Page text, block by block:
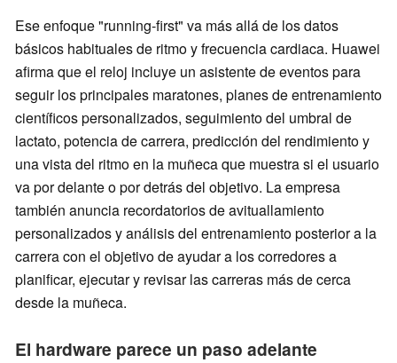
Ese enfoque "running-first" va más allá de los datos
básicos habituales de ritmo y frecuencia cardiaca. Huawei
afirma que el reloj incluye un asistente de eventos para
seguir los principales maratones, planes de entrenamiento
científicos personalizados, seguimiento del umbral de
lactato, potencia de carrera, predicción del rendimiento y
una vista del ritmo en la muñeca que muestra si el usuario
va por delante o por detrás del objetivo. La empresa
también anuncia recordatorios de avituallamiento
personalizados y análisis del entrenamiento posterior a la
carrera con el objetivo de ayudar a los corredores a
planificar, ejecutar y revisar las carreras más de cerca
desde la muñeca.
El hardware parece un paso adelante